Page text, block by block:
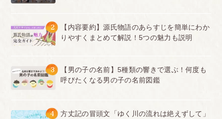
2
【内容要約】源氏物語のあらすじを簡単にわか
りやすくまとめて解説！5つの魅力も説明
3
【男の子の名前】5種類の響きで選ぶ！何度も
呼びたくなる男の子の名前図鑑
4
方丈記の冒頭文「ゆく川の流れは絶えずして」